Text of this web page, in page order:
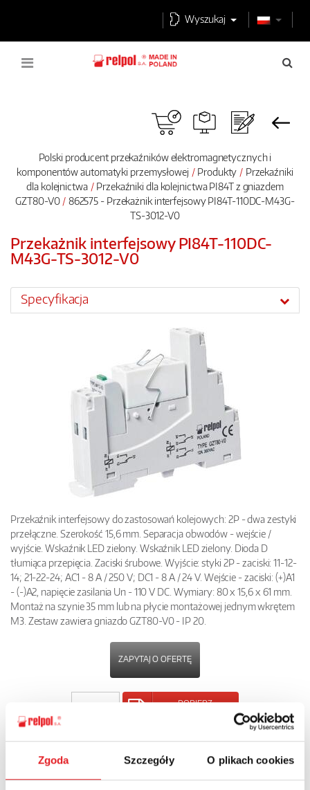
Zgoda Szczegóły O plikach cookies
Wyszukaj
Polski producent przekaźników elektromagnetycznych i
komponentów automatyki przemysłowej
Produkty
Przekaźniki
dla kolejnictwa
Przekaźniki dla kolejnictwa PI84T z gniazdem
GZT80-V0
862575 - Przekażnik interfejsowy PI84T-110DC-M43G-
TS-3012-V0
Przekażnik interfejsowy PI84T-110DC-
M43G-TS-3012-V0
Specyfikacja
Przekaźnik interfejsowy do zastosowań kolejowych: 2P - dwa zestyki
przełączne. Szerokość 15,6 mm. Separacja obwodów - wejście /
wyjście. Wskaźnik LED zielony. Wskaźnik LED zielony. Dioda D
tłumiąca przepięcia. Zaciski śrubowe. Wyjście: styki 2P - zaciski: 11-12-
14; 21-22-24; AC1 - 8 A / 250 V; DC1 - 8 A / 24 V. Wejście - zaciski: (+)A1
- (-)A2, napięcie zasilania Un - 110 V DC. Wymiary: 80 x 15,6 x 61 mm.
Montaż na szynie 35 mm lub na płycie montażowej jednym wkrętem
M3. Zestaw zawiera gniazdo GZT80-V0 - IP 20.
ZAPYTAJ O OFERTĘ
POBIERZ
POWRÓT